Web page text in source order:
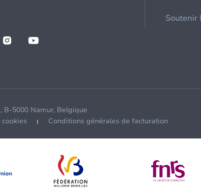
Soutenir
B-5000 Namur, Belgique
cookies Conditions générales de facturation